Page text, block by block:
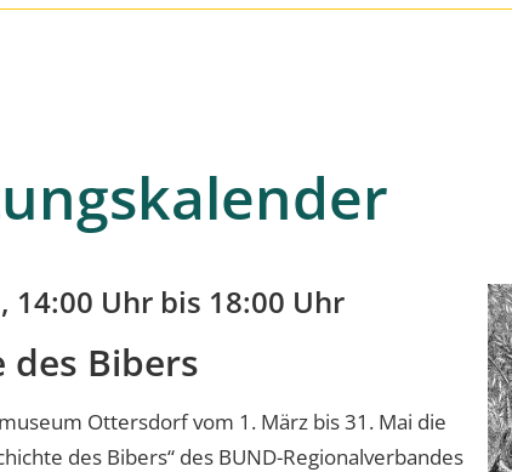
, 14:00 Uhr bis 18:00 Uhr
Bibers
Ottersdorf vom 1. März bis 31. Mai die
des Bibers“ des BUND-Regionalverbandes